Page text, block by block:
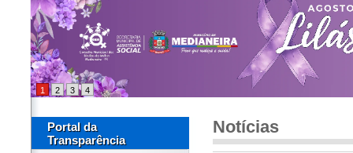
1 2 3 4
Portal da
Transparência
Notícias